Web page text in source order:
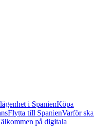
i SpanienKöpa
Flytta till SpanienVarför ska
på digitala